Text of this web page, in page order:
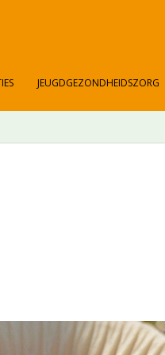
JEUGDGEZONDHEIDSZORG